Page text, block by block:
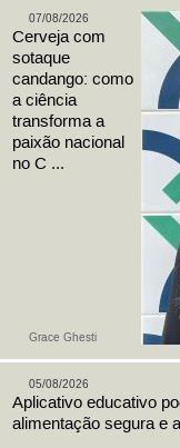
Grace Ghesti
07/08/2026
Cerveja com
sotaque
candango: como
a ciência
transforma a
paixão nacional
no C ...
05/08/2026
Aplicativo educativo
alimentação segura e